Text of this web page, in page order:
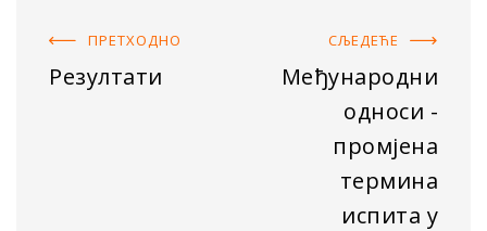
ПРЕТХОДНO
Резултати
СЉЕДЕЋE
Међународни
односи -
промјена
термина
испита у